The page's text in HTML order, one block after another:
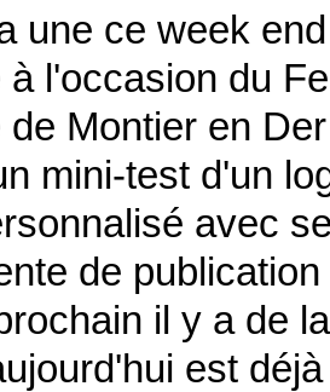
une ce week
à l'occasion du
de Montier en
mini-test d'un
avec
de
il y a de
est